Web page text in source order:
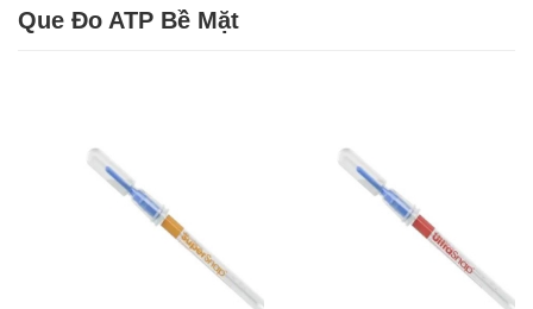
Que Đo ATP Bề Mặt